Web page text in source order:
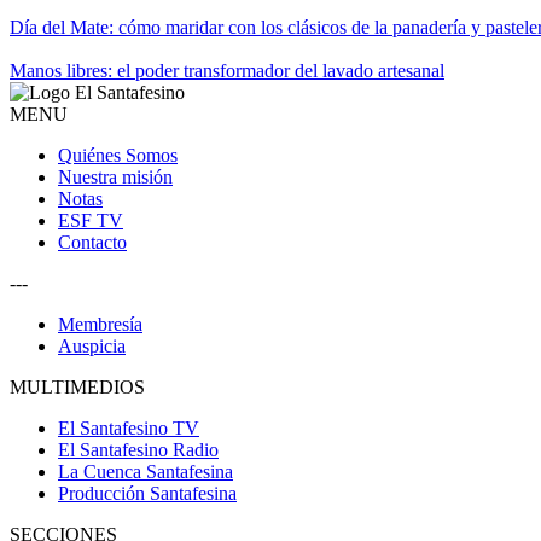
Día del Mate: cómo maridar con los clásicos de la panadería y
Manos libres: el poder transformador del lavado artesanal
MENU
Quiénes Somos
Nuestra misión
Notas
ESF TV
Contacto
---
Membresía
Auspicia
MULTIMEDIOS
El Santafesino TV
El Santafesino Radio
La Cuenca Santafesina
Producción Santafesina
SECCIONES